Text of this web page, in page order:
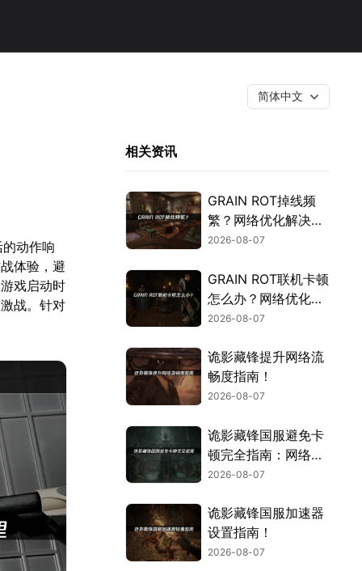
简体中文
动作响
体验，避
戏启动时
战。针对
相关资讯
GRAIN ROT掉线频
繁？网络优化解决指
南！
2026-08-07
GRAIN ROT联机卡顿
怎么办？网络优化解
决方案！
2026-08-07
诡影藏锋提升网络流
畅度指南！
2026-08-07
诡影藏锋国服避免卡
顿完全指南：网络优
化与解决技巧！
2026-08-07
诡影藏锋国服加速器
设置指南！
2026-08-07